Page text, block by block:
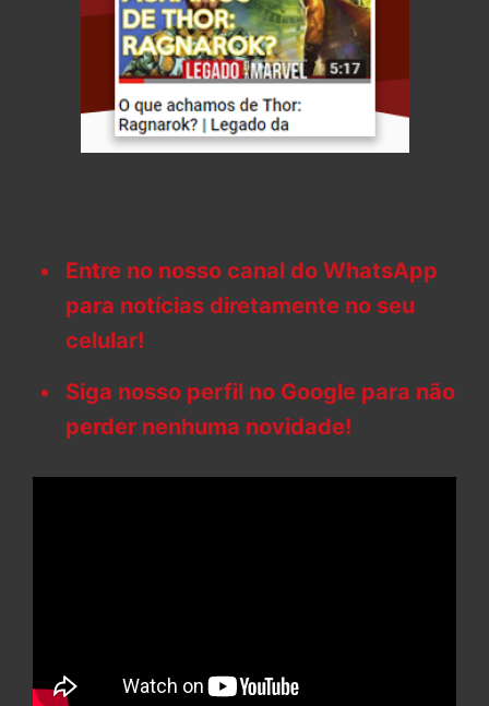
Entre no nosso canal do WhatsApp
para notícias diretamente no seu
celular!
Siga nosso perfil no Google para não
perder nenhuma novidade!